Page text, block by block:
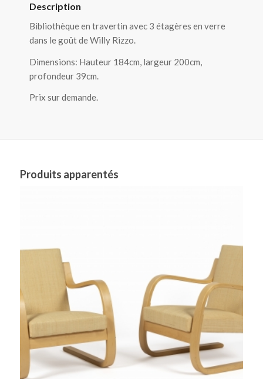
Description
Bibliothèque en travertin avec 3 étagères en verre
dans le goût de Willy Rizzo.
Dimensions: Hauteur 184cm, largeur 200cm,
profondeur 39cm.
Prix sur demande.
Produits apparentés